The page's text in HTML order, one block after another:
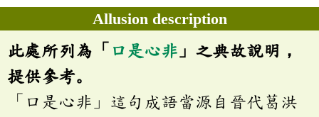
Allusion description
此處所列為「 口是心非 」之典故說明，
提供參考。
「口是心非」這句成語當源自晉代葛洪